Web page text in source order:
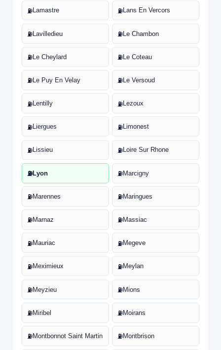
⛽Lamastre ⛽Lans En Vercors
⛽Lavilledieu ⛽Le Chambon
⛽Le Cheylard ⛽Le Coteau
⛽Le Puy En Velay ⛽Le Versoud
⛽Lentilly ⛽Lezoux
⛽Liergues ⛽Limonest
⛽Lissieu ⛽Loire Sur Rhone
⛽Lyon ⛽Marcigny
⛽Marennes ⛽Maringues
⛽Marnaz ⛽Massiac
⛽Mauriac ⛽Megeve
⛽Meximieux ⛽Meylan
⛽Meyzieu ⛽Mions
⛽Miribel ⛽Moirans
⛽Montbonnot Saint Martin ⛽Montbrison